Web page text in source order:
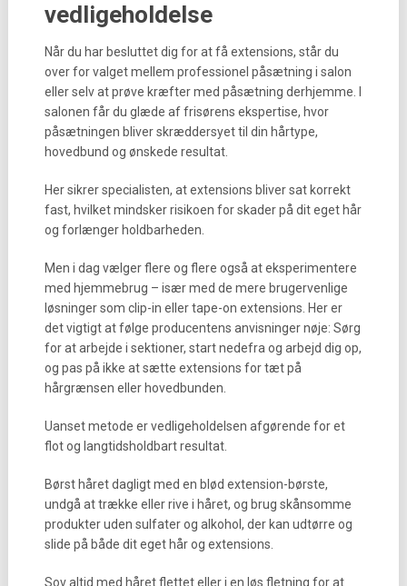
vedligeholdelse
Når du har besluttet dig for at få extensions, står du
over for valget mellem professionel påsætning i salon
eller selv at prøve kræfter med påsætning derhjemme. I
salonen får du glæde af frisørens ekspertise, hvor
påsætningen bliver skræddersyet til din hårtype,
hovedbund og ønskede resultat.
Her sikrer specialisten, at extensions bliver sat korrekt
fast, hvilket mindsker risikoen for skader på dit eget hår
og forlænger holdbarheden.
Men i dag vælger flere og flere også at eksperimentere
med hjemmebrug – især med de mere brugervenlige
løsninger som clip-in eller tape-on extensions. Her er
det vigtigt at følge producentens anvisninger nøje: Sørg
for at arbejde i sektioner, start nedefra og arbejd dig op,
og pas på ikke at sætte extensions for tæt på
hårgrænsen eller hovedbunden.
Uanset metode er vedligeholdelsen afgørende for et
flot og langtidsholdbart resultat.
Børst håret dagligt med en blød extension-børste,
undgå at trække eller rive i håret, og brug skånsomme
produkter uden sulfater og alkohol, der kan udtørre og
slide på både dit eget hår og extensions.
Sov altid med håret flettet eller i en løs fletning for at